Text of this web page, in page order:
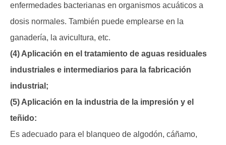
enfermedades bacterianas en organismos acuáticos a
dosis normales. También puede emplearse en la
ganadería, la avicultura, etc.
(4) Aplicación en el tratamiento de aguas residuales
industriales e intermediarios para la fabricación
industrial;
(5) Aplicación en la industria de la impresión y el
teñido:
Es adecuado para el blanqueo de algodón, cáñamo,